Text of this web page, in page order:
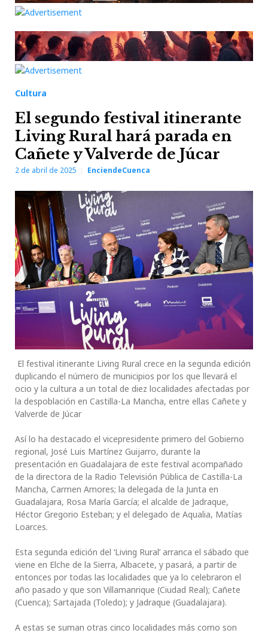
Cultura
El segundo festival itinerante
Living Rural hará parada en
Cañete y Valverde de Júcar
2 de abril de 2025 EnciendeCuenca
El festival itinerante Living Rural crece en la segunda edición
duplicando el número de municipios por los que llevará el
ocio y la cultura a un total de diez localidades afectadas por
la despoblación en Castilla-La Mancha, entre ellas Cañete y
Valverde de Júcar
Así lo ha destacado el vicepresidente primero del Gobierno
regional, José Luis Martínez Guijarro, durante la
presentación en Guadalajara de este festival acompañado
de la directora de la Radio Televisión Pública de Castilla-La
Mancha, Carmen Amores; la delegada de la Junta en
Guadalajara, Rosa María García; el alcalde de Jadraque,
Héctor Gregorio Esteban; y el delegado de Aqualia, Matías
Loarces.
Esta segunda edición del ‘Living Rural’ arranca el sábado que
viene en Elche de la Sierra, Albacete, y pasará, a partir de
entonces por todas las localidades que ya lo celebraron el
año pasado y que son Villamanrique (Ciudad Real); Cañete
(Cuenca); Sartajada (Toledo); y Jadraque (Guadalajara).
A estas se suman otras cinco localidades más como son